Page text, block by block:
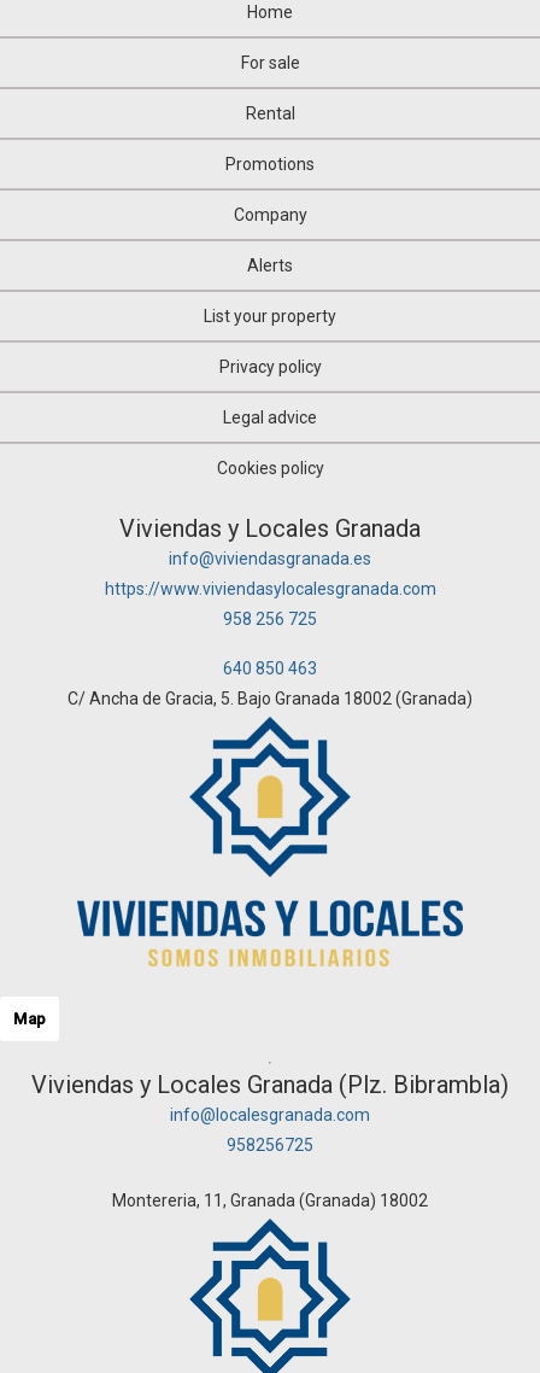
Home
For sale
Rental
Promotions
Company
Alerts
List your property
Privacy policy
Legal advice
Cookies policy
Viviendas y Locales Granada
info@viviendasgranada.es
https://www.viviendasylocalesgranada.com
958 256 725
640 850 463
C/ Ancha de Gracia, 5. Bajo Granada 18002 (Granada)
Map
Viviendas y Locales Granada (Plz. Bibrambla)
info@localesgranada.com
958256725
Montereria, 11, Granada (Granada) 18002